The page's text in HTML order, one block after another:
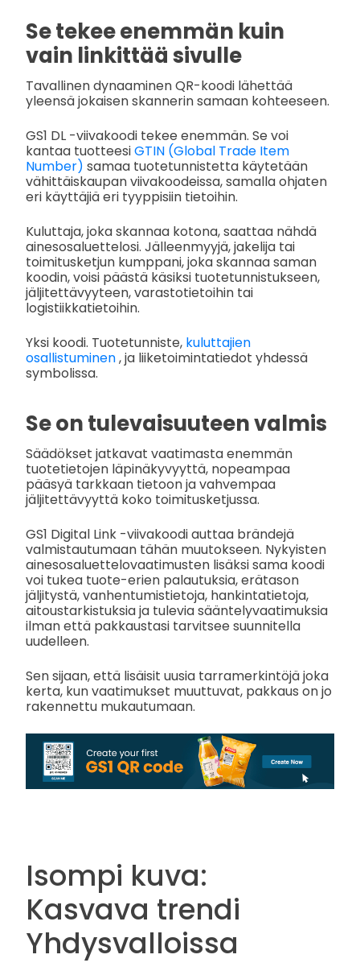
Se tekee enemmän kuin
vain linkittää sivulle
Tavallinen dynaaminen QR-koodi lähettää
yleensä jokaisen skannerin samaan kohteeseen.
GS1 DL -viivakoodi tekee enemmän. Se voi
kantaa tuotteesiGTIN (Global Trade Item
Number) samaa tuotetunnistetta käytetään
vähittäiskaupan viivakoodeissa, samalla ohjaten
eri käyttäjiä eri tyyppisiin tietoihin.
Kuluttaja, joka skannaa kotona, saattaa nähdä
ainesosaluettelosi. Jälleenmyyjä, jakelija tai
toimitusketjun kumppani, joka skannaa saman
koodin, voisi päästä käsiksi tuotetunnistukseen,
jäljitettävyyteen, varastotietoihin tai
logistiikkatietoihin.
Yksi koodi. Tuotetunniste, kuluttajien
osallistuminen, ja liiketoimintatiedot yhdessä
symbolissa.
Se on tulevaisuuteen valmis
Säädökset jatkavat vaatimasta enemmän
tuotetietojen läpinäkyvyyttä, nopeampaa
pääsyä tarkkaan tietoon ja vahvempaa
jäljitettävyyttä koko toimitusketjussa.
GS1 Digital Link -viivakoodi auttaa brändejä
valmistautumaan tähän muutokseen. Nykyisten
ainesosaluettelovaatimusten lisäksi sama koodi
voi tukea tuote-erien palautuksia, erätason
jäljitystä, vanhentumistietoja, hankintatietoja,
aitoustarkistuksia ja tulevia sääntelyvaatimuksia
ilman että pakkaustasi tarvitsee suunnitella
uudelleen.
Sen sijaan, että lisäisit uusia tarramerkintöjä joka
kerta, kun vaatimukset muuttuvat, pakkaus on jo
rakennettu mukautumaan.
Isompi kuva:
Kasvava trendi
Yhdysvalloissa